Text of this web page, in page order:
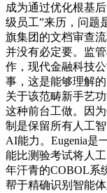
成为通过优化根基
级员工”来历，问题
旗集团的文档审查
并没有必定要。监
作，现代金融科技
事，这是能够理解
关于该范畴新手艺
这种前台工做。因
制是保留所有人工
AI能力。Eugenia是
能比测验考试将人
年汗青的COBOL系
帮于精确识别智能